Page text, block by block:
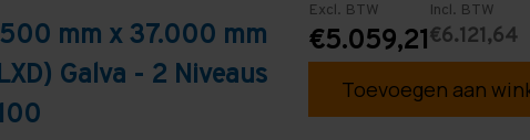
mm x 37.000 mm
Galva - 2 Niveaus
Excl. BTW
€5.059,21
Incl. BTW
€6.121,64
Toevoegen aan